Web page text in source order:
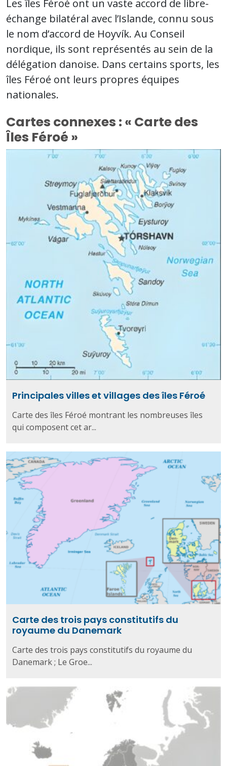
Les îles Féroé ont un vaste accord de libre-
échange bilatéral avec l’Islande, connu sous
le nom d’accord de Hoyvík. Au Conseil
nordique, ils sont représentés au sein de la
délégation danoise. Dans certains sports, les
îles Féroé ont leurs propres équipes
nationales.
Cartes connexes : « Carte des
Îles Féroé »
Principales villes et villages des îles Féroé
Carte des îles Féroé montrant les nombreuses îles
qui composent cet ar...
Carte des trois pays constitutifs du
royaume du Danemark
Carte des trois pays constitutifs du royaume du
Danemark ; Le Groe...